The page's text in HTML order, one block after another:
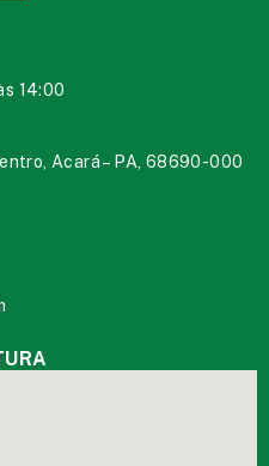
14:00
Acará – PA, 68690-000